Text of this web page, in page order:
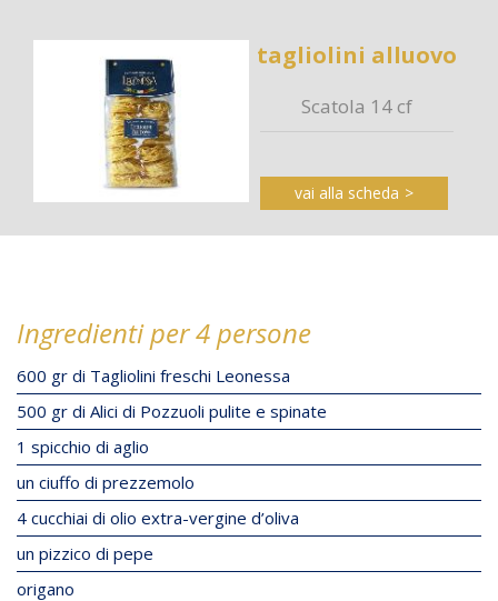
tagliolini alluovo
Scatola 14 cf
vai alla scheda
Ingredienti per 4 persone
600 gr di Tagliolini freschi Leonessa
500 gr di Alici di Pozzuoli pulite e spinate
1 spicchio di aglio
un ciuffo di prezzemolo
4 cucchiai di olio extra-vergine d’oliva
un pizzico di pepe
origano